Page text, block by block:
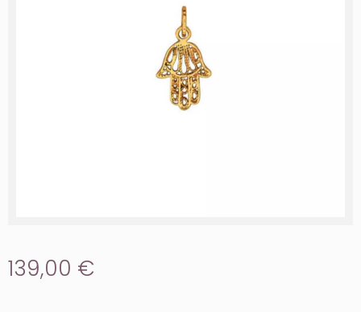
139,00 €